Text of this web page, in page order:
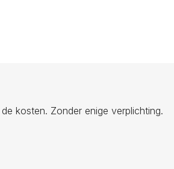
kosten. Zonder enige verplichting.